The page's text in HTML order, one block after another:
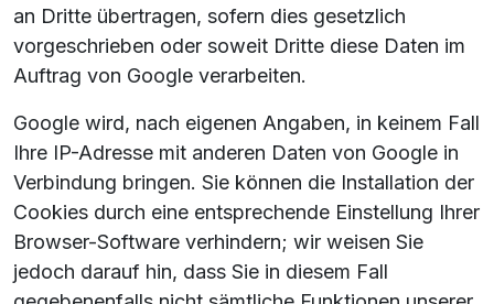
an Dritte übertragen, sofern dies gesetzlich
vorgeschrieben oder soweit Dritte diese Daten im
Auftrag von Google verarbeiten.
Google wird, nach eigenen Angaben, in keinem Fall
Ihre IP-Adresse mit anderen Daten von Google in
Verbindung bringen. Sie können die Installation der
Cookies durch eine entsprechende Einstellung Ihrer
Browser-Software verhindern; wir weisen Sie
jedoch darauf hin, dass Sie in diesem Fall